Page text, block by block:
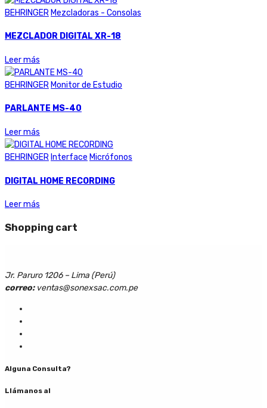
BEHRINGER Mezcladoras - Consolas
MEZCLADOR DIGITAL XR-18
Leer más
BEHRINGER Monitor de Estudio
PARLANTE MS-40
Leer más
BEHRINGER Interface Micrófonos
DIGITAL HOME RECORDING
Leer más
Shopping cart
Jr. Paruro 1206 – Lima (Perú)
correo:ventas@sonexsac.com.pe
Alguna Consulta?
Llámanos al